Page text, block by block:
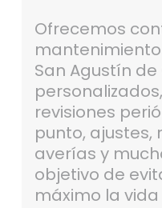
Ofrecemos
San Agustín de
revisiones
punto, ajustes,
averías y
objetivo de
máximo la